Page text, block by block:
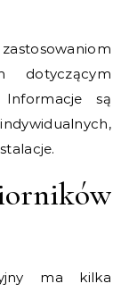
dotyczącym
są
ma kilka